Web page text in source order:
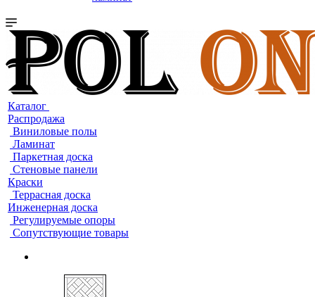
Каталог
Распродажа
Виниловые полы
Ламинат
Паркетная доска
Стеновые панели
Краски
Террасная доска
Инженерная доска
Регулируемые опоры
Сопутствующие товары